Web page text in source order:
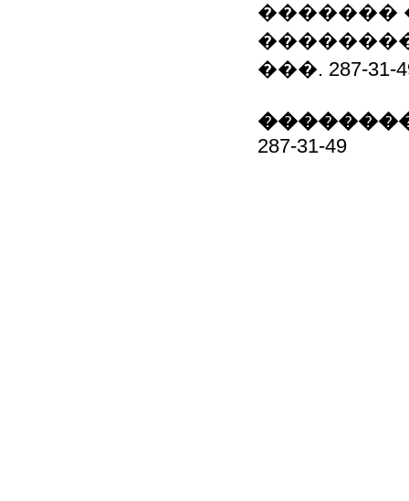
�������
���. 287-31-
287-31-49